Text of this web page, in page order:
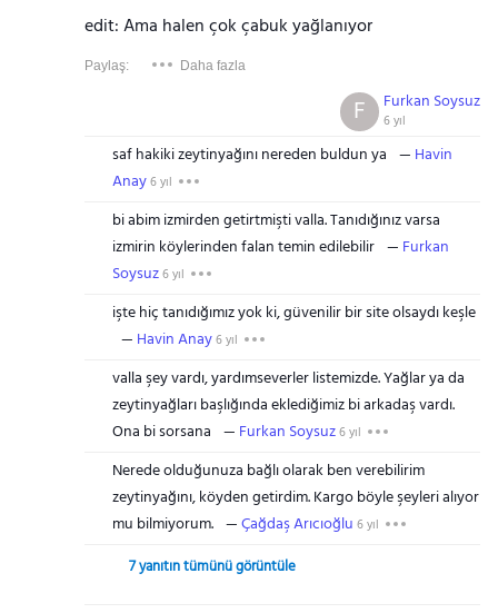
edit: Ama halen çok çabuk yağlanıyor
Paylaş: Daha fazla
Furkan Soysuz
6 yıl
F
saf hakiki zeytinyağını nereden buldun ya
Havin
Anay6 yıl
bi abim izmirden getirtmişti valla. Tanıdığınız varsa
izmirin köylerinden falan temin edilebilir
Furkan
Soysuz6 yıl
işte hiç tanıdığımız yok ki, güvenilir bir site olsaydı keşle
Havin Anay6 yıl
valla şey vardı, yardımseverler listemizde. Yağlar ya da
zeytinyağları başlığında eklediğimiz bi arkadaş vardı.
Ona bi sorsana
Furkan Soysuz6 yıl
Nerede olduğunuza bağlı olarak ben verebilirim
zeytinyağını, köyden getirdim. Kargo böyle şeyleri alıyor
mu bilmiyorum.
Çağdaş Arıcıoğlu 6 yıl
7 yanıtın tümünü görüntüle